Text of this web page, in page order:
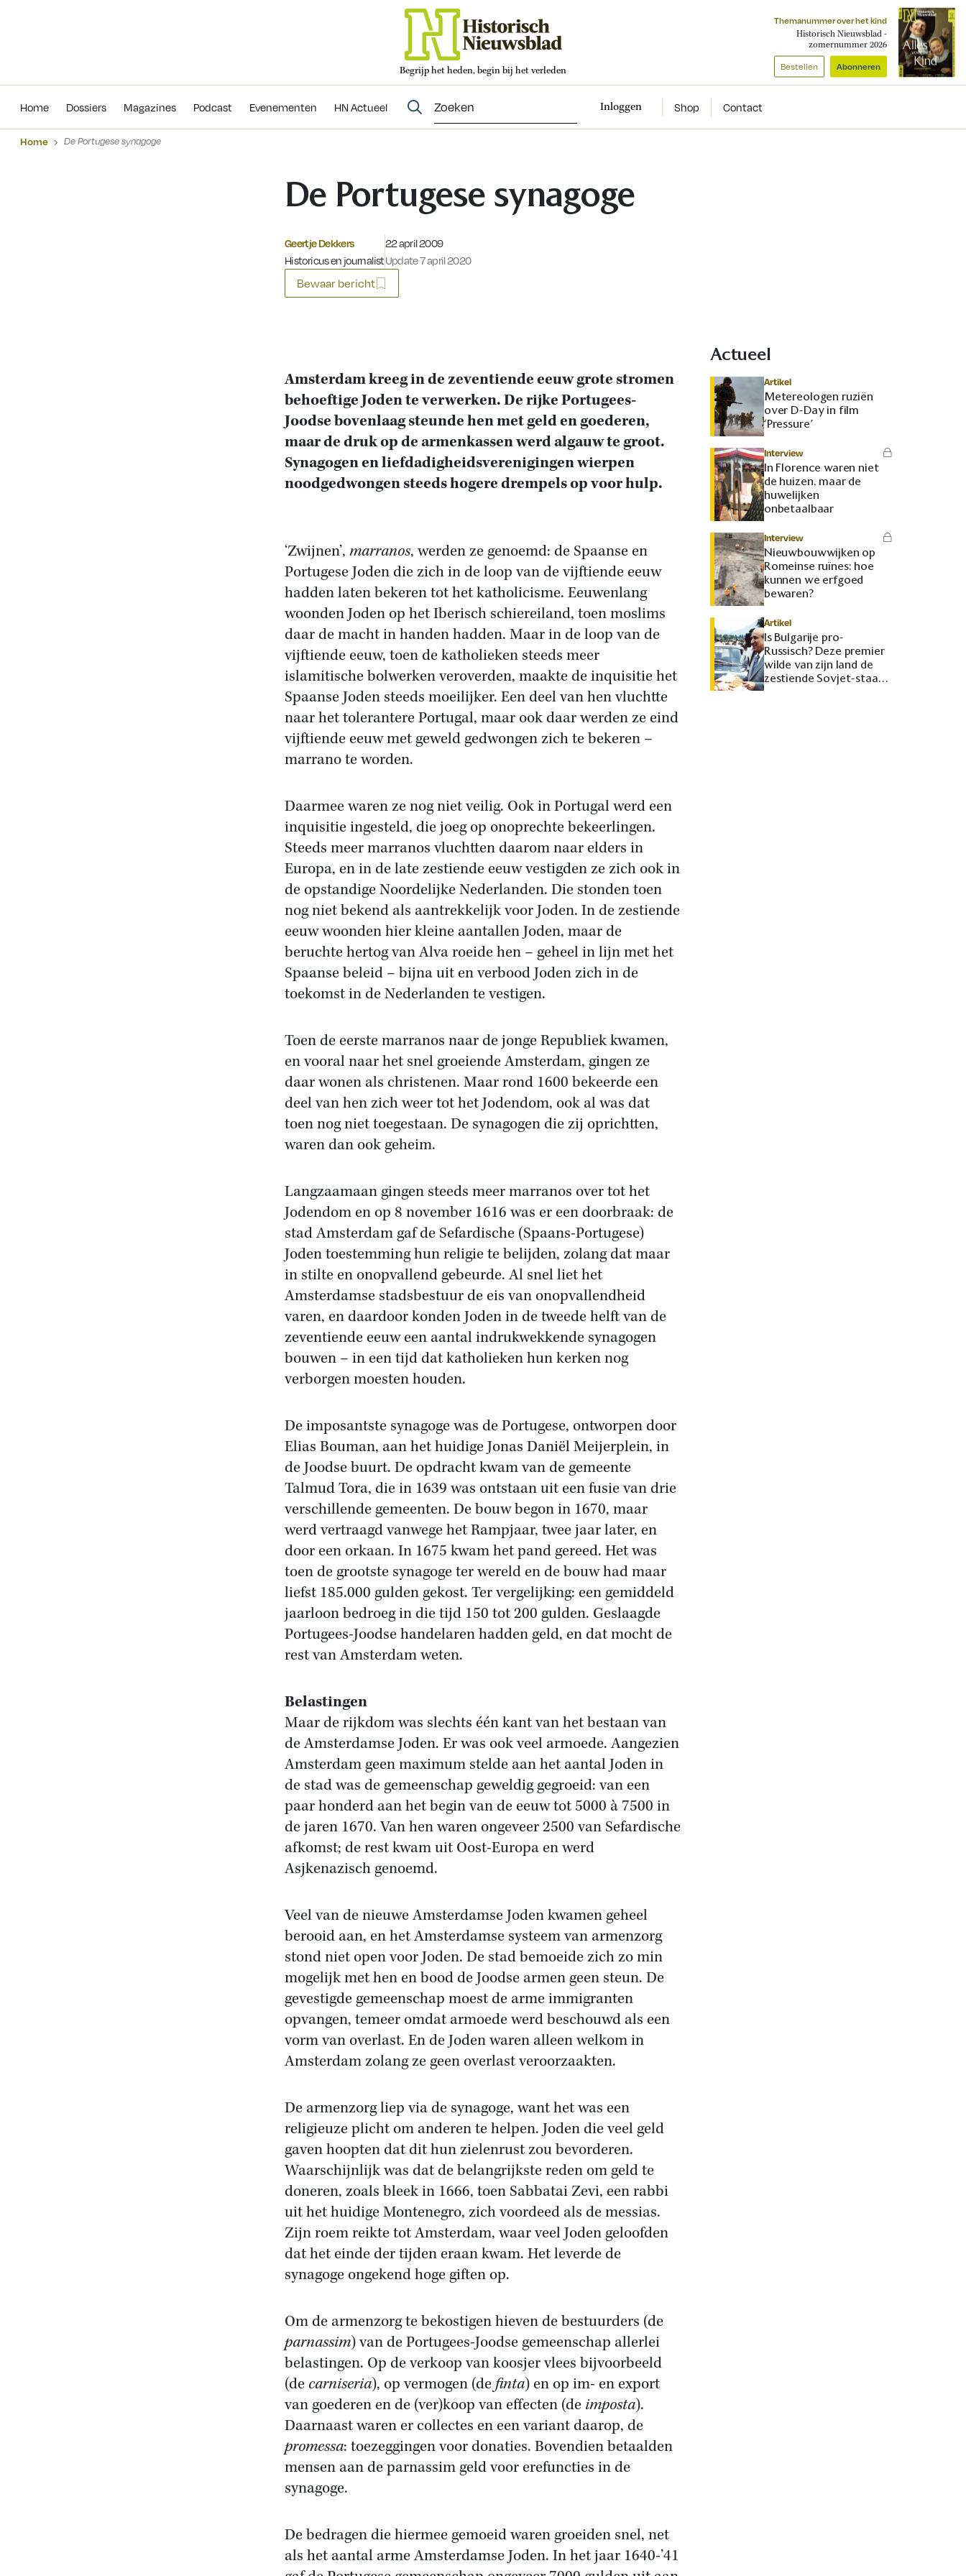
Begrijp het heden, begin bij het verleden
Themanummer over het kind
Historisch Nieuwsblad -
zomernummer 2026
Bestellen Abonneren
Home Dossiers Magazines Podcast Evenementen HN Actueel Inloggen Shop Contact
Evenementen
Home De Portugese synagoge
De Portugese synagoge
Geertje Dekkers
Historicus en journalist
Gepubliceerd op:
22 april 2009
Update 7 april 2020
Bewaar bericht
Amsterdam kreeg in de zeventiende eeuw grote stromen
behoeftige Joden te verwerken. De rijke Portugees-
Joodse bovenlaag steunde hen met geld en goederen,
maar de druk op de armenkassen werd algauw te groot.
Synagogen en liefdadigheidsverenigingen wierpen
noodgedwongen steeds hogere drempels op voor hulp.
‘Zwijnen’, marranos, werden ze genoemd: de Spaanse en
Portugese Joden die zich in de loop van de vijftiende eeuw
hadden laten bekeren tot het katholicisme. Eeuwenlang
woonden Joden op het Iberisch schiereiland, toen moslims
daar de macht in handen hadden. Maar in de loop van de
vijftiende eeuw, toen de katholieken steeds meer
islamitische bolwerken veroverden, maakte de inquisitie het
Spaanse Joden steeds moeilijker. Een deel van hen vluchtte
naar het tolerantere Portugal, maar ook daar werden ze eind
vijftiende eeuw met geweld gedwongen zich te bekeren –
marrano te worden.
Daarmee waren ze nog niet veilig. Ook in Portugal werd een
inquisitie ingesteld, die joeg op onoprechte bekeerlingen.
Steeds meer marranos vluchtten daarom naar elders in
Europa, en in de late zestiende eeuw vestigden ze zich ook in
de opstandige Noordelijke Nederlanden. Die stonden toen
nog niet bekend als aantrekkelijk voor Joden. In de zestiende
eeuw woonden hier kleine aantallen Joden, maar de
beruchte hertog van Alva roeide hen – geheel in lijn met het
Spaanse beleid – bijna uit en verbood Joden zich in de
toekomst in de Nederlanden te vestigen.
Toen de eerste marranos naar de jonge Republiek kwamen,
en vooral naar het snel groeiende Amsterdam, gingen ze
daar wonen als christenen. Maar rond 1600 bekeerde een
deel van hen zich weer tot het Jodendom, ook al was dat
toen nog niet toegestaan. De synagogen die zij oprichtten,
waren dan ook geheim.
Langzaamaan gingen steeds meer marranos over tot het
Jodendom en op 8 november 1616 was er een doorbraak: de
stad Amsterdam gaf de Sefardische (Spaans-Portugese)
Joden toestemming hun religie te belijden, zolang dat maar
in stilte en onopvallend gebeurde. Al snel liet het
Amsterdamse stadsbestuur de eis van onopvallendheid
varen, en daardoor konden Joden in de tweede helft van de
zeventiende eeuw een aantal indrukwekkende synagogen
bouwen – in een tijd dat katholieken hun kerken nog
verborgen moesten houden.
De imposantste synagoge was de Portugese, ontworpen door
Elias Bouman, aan het huidige Jonas Daniël Meijerplein, in
de Joodse buurt. De opdracht kwam van de gemeente
Talmud Tora, die in 1639 was ontstaan uit een fusie van drie
verschillende gemeenten. De bouw begon in 1670, maar
werd vertraagd vanwege het Rampjaar, twee jaar later, en
door een orkaan. In 1675 kwam het pand gereed. Het was
toen de grootste synagoge ter wereld en de bouw had maar
liefst 185.000 gulden gekost. Ter vergelijking: een gemiddeld
jaarloon bedroeg in die tijd 150 tot 200 gulden. Geslaagde
Portugees-Joodse handelaren hadden geld, en dat mocht de
rest van Amsterdam weten.
Belastingen
Maar de rijkdom was slechts één kant van het bestaan van
de Amsterdamse Joden. Er was ook veel armoede. Aangezien
Amsterdam geen maximum stelde aan het aantal Joden in
de stad was de gemeenschap geweldig gegroeid: van een
paar honderd aan het begin van de eeuw tot 5000 à 7500 in
de jaren 1670. Van hen waren ongeveer 2500 van Sefardische
afkomst; de rest kwam uit Oost-Europa en werd
Asjkenazisch genoemd.
Veel van de nieuwe Amsterdamse Joden kwamen geheel
berooid aan, en het Amsterdamse systeem van armenzorg
stond niet open voor Joden. De stad bemoeide zich zo min
mogelijk met hen en bood de Joodse armen geen steun. De
gevestigde gemeenschap moest de arme immigranten
opvangen, temeer omdat armoede werd beschouwd als een
vorm van overlast. En de Joden waren alleen welkom in
Amsterdam zolang ze geen overlast veroorzaakten.
De armenzorg liep via de synagoge, want het was een
religieuze plicht om anderen te helpen. Joden die veel geld
gaven hoopten dat dit hun zielenrust zou bevorderen.
Waarschijnlijk was dat de belangrijkste reden om geld te
doneren, zoals bleek in 1666, toen Sabbatai Zevi, een rabbi
uit het huidige Montenegro, zich voordeed als de messias.
Zijn roem reikte tot Amsterdam, waar veel Joden geloofden
dat het einde der tijden eraan kwam. Het leverde de
synagoge ongekend hoge giften op.
Om de armenzorg te bekostigen hieven de bestuurders (de
parnassim) van de Portugees-Joodse gemeenschap allerlei
belastingen. Op de verkoop van koosjer vlees bijvoorbeeld
(de carniseria), op vermogen (definta) en op im- en export
van goederen en de (ver)koop van effecten (deimposta).
Daarnaast waren er collectes en een variant daarop, de
promessa: toezeggingen voor donaties. Bovendien betaalden
mensen aan de parnassim geld voor erefuncties in de
synagoge.
De bedragen die hiermee gemoeid waren groeiden snel, net
als het aantal arme Amsterdamse Joden. In het jaar 1640-’41
Actueel
Artikel
Metereologen ruziën
over D-Day in film
‘Pressure’
Interview
In Florence waren niet
de huizen, maar de
huwelijken
onbetaalbaar
Interview
Nieuwbouwwijken op
Romeinse ruïnes: hoe
kunnen we erfgoed
bewaren?
Artikel
Is Bulgarije pro-
Russisch? Deze premier
wilde van zijn land de
zestiende Sovjet-staat
maken